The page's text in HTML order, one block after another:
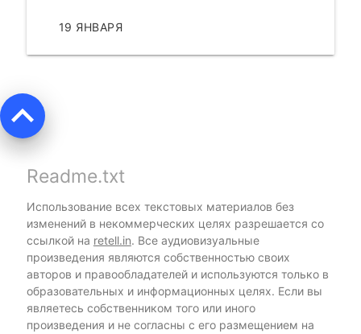
19 ЯНВАРЯ
keyboard_arrow_up
Readme.txt
Использование всех текстовых материалов без
изменений в некоммерческих целях разрешается со
ссылкой на retell.in. Все аудиовизуальные
произведения являются собственностью своих
авторов и правообладателей и используются только в
образовательных и информационных целях. Если вы
являетесь собственником того или иного
произведения и не согласны с его размещением на